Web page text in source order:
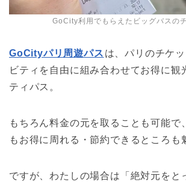
GoCity利用でもらえたビッグバスの
GoCityパリ周遊パス は、パリのチケ
ビティを自由に組み合わせてお得に観
ティパス。
もちろん料金の元を取ることも可能で
もお得に周れる・節約できるところも
ですが、わたしの場合は「絶対元をと